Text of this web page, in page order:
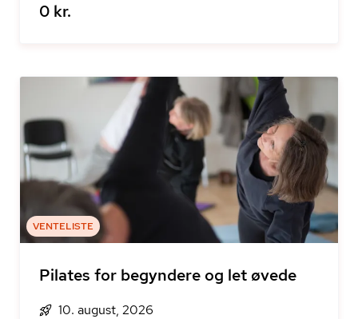
0 kr.
VENTELISTE
Pilates for begyndere og let øvede
10. august, 2026